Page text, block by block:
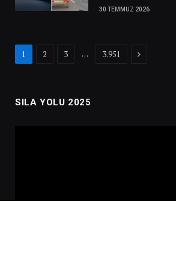
30 TEMMUZ 2026
1 2 3 … 3.951 Next
SILA YOLU 2025